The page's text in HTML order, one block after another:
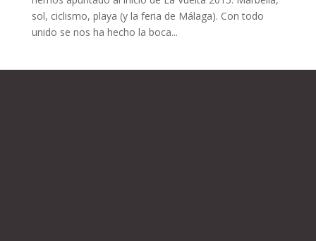
sol, ciclismo, playa (y la feria de Málaga). Con todo
unido se nos ha hecho la boca...